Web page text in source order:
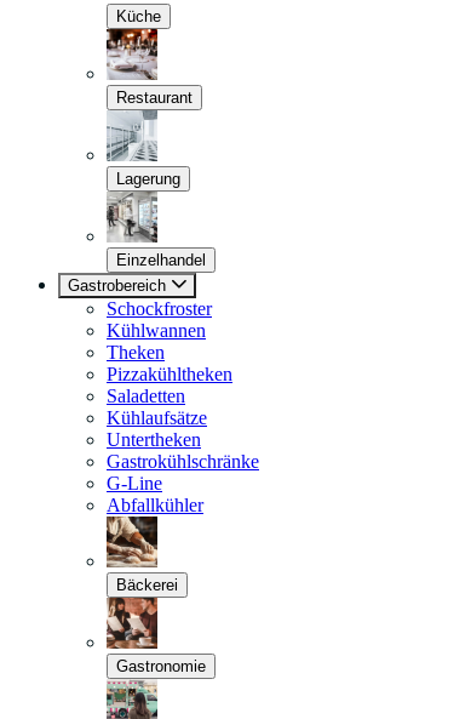
Küche
Restaurant
Lagerung
Einzelhandel
Gastrobereich
Schockfroster
Kühlwannen
Theken
Pizzakühltheken
Saladetten
Kühlaufsätze
Untertheken
Gastrokühlschränke
G-Line
Abfallkühler
Bäckerei
Gastronomie